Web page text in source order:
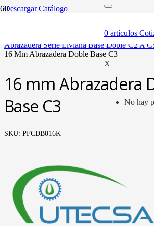
0 artículos
X
No hay
Descargar Catálogo
abrazaderas (soportes y bandas)
abrazadera serie liviana base doble c2 a
16 mm abrazadera doble base c3
16 mm Abrazadera
Base C3
SKU: PFCDB016K